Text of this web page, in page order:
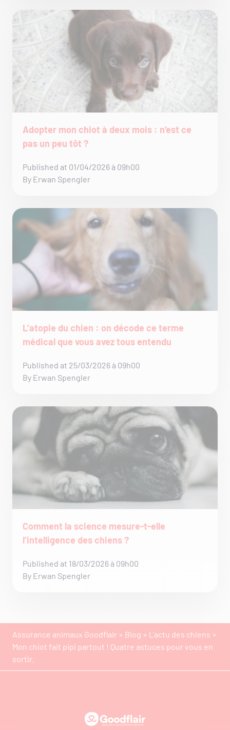
Adopter mon chiot à deux mois : n’est ce
pas un peu tôt ?
Published at 01/04/2026 à 09h00
By Erwan Spengler
L’atopie du chien : on décode ce terme
médical que vous avez tous entendu
Published at 25/03/2026 à 09h00
By Erwan Spengler
Comment la science mesure-t-elle
l’intelligence des chiens ?
Published at 18/03/2026 à 09h00
By Erwan Spengler
Assurance animaux Goodflair » Blog » L'actu des chiens »
Mon chiot fait pipi partout ! Quatre astuces pour vous en
sortir.
Goodflair